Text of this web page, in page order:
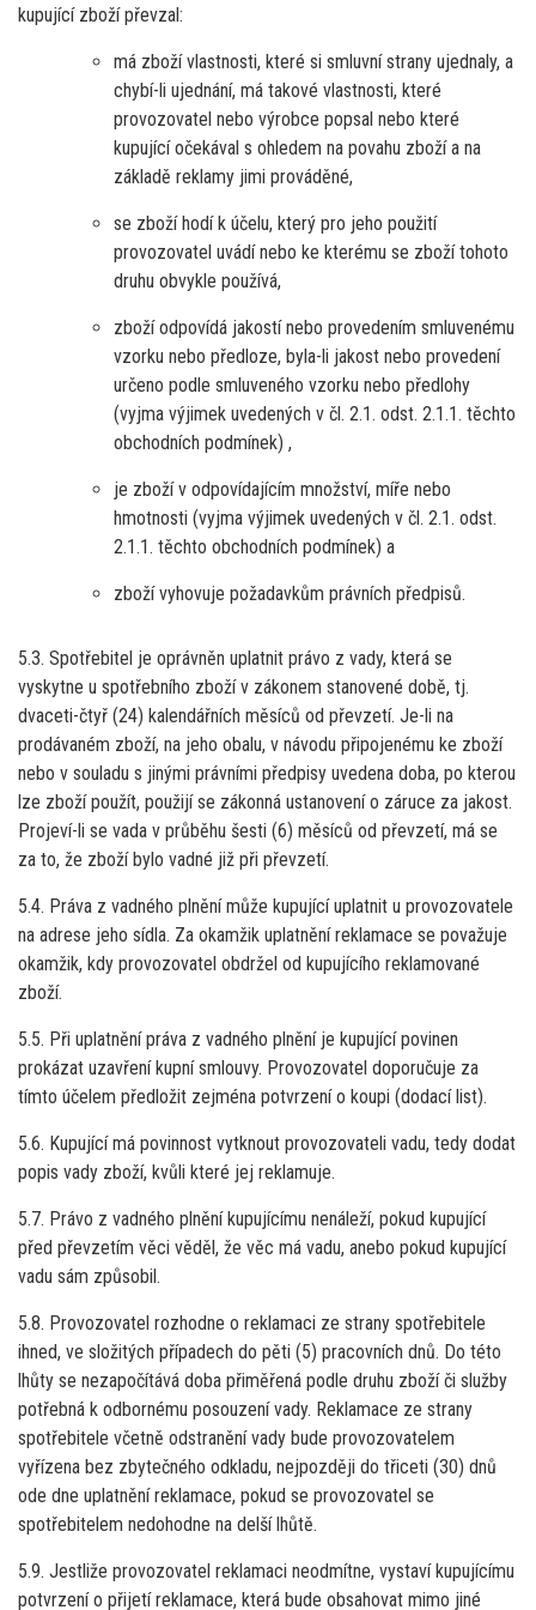
kupující zboží převzal:
má zboží vlastnosti, které si smluvní strany ujednaly, a
chybí-li ujednání, má takové vlastnosti, které
provozovatel nebo výrobce popsal nebo které
kupující očekával s ohledem na povahu zboží a na
základě reklamy jimi prováděné,
se zboží hodí k účelu, který pro jeho použití
provozovatel uvádí nebo ke kterému se zboží tohoto
druhu obvykle používá,
zboží odpovídá jakostí nebo provedením smluvenému
vzorku nebo předloze, byla-li jakost nebo provedení
určeno podle smluveného vzorku nebo předlohy
(vyjma výjimek uvedených v čl. 2.1. odst. 2.1.1. těchto
obchodních podmínek) ,
je zboží v odpovídajícím množství, míře nebo
hmotnosti (vyjma výjimek uvedených v čl. 2.1. odst.
2.1.1. těchto obchodních podmínek) a
zboží vyhovuje požadavkům právních předpisů.
5.3. Spotřebitel je oprávněn uplatnit právo z vady, která se
vyskytne u spotřebního zboží v zákonem stanovené době, tj.
dvaceti-čtyř (24) kalendářních měsíců od převzetí. Je-li na
prodávaném zboží, na jeho obalu, v návodu připojenému ke zboží
nebo v souladu s jinými právními předpisy uvedena doba, po kterou
lze zboží použít, použijí se zákonná ustanovení o záruce za jakost.
Projeví-li se vada v průběhu šesti (6) měsíců od převzetí, má se
za to, že zboží bylo vadné již při převzetí.
5.4. Práva z vadného plnění může kupující uplatnit u provozovatele
na adrese jeho sídla. Za okamžik uplatnění reklamace se považuje
okamžik, kdy provozovatel obdržel od kupujícího reklamované
zboží.
5.5. Při uplatnění práva z vadného plnění je kupující povinen
prokázat uzavření kupní smlouvy. Provozovatel doporučuje za
tímto účelem předložit zejména potvrzení o koupi (dodací list).
5.6. Kupující má povinnost vytknout provozovateli vadu, tedy dodat
popis vady zboží, kvůli které jej reklamuje.
5.7. Právo z vadného plnění kupujícímu nenáleží, pokud kupující
před převzetím věci věděl, že věc má vadu, anebo pokud kupující
vadu sám způsobil.
5.8. Provozovatel rozhodne o reklamaci ze strany spotřebitele
ihned, ve složitých případech do pěti (5) pracovních dnů. Do této
lhůty se nezapočítává doba přiměřená podle druhu zboží či služby
potřebná k odbornému posouzení vady. Reklamace ze strany
spotřebitele včetně odstranění vady bude provozovatelem
vyřízena bez zbytečného odkladu, nejpozději do třiceti (30) dnů
ode dne uplatnění reklamace, pokud se provozovatel se
spotřebitelem nedohodne na delší lhůtě.
5.9. Jestliže provozovatel reklamaci neodmítne, vystaví kupujícímu
potvrzení o přijetí reklamace, která bude obsahovat mimo jiné